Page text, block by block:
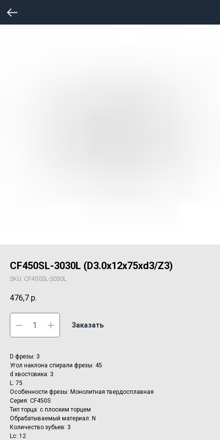
CF450SL-3030L (D3.0x12x75xd3/Z3)
SKU: CF450SL-3030L
476,7 р.
Заказать
D фрезы: 3
Угол наклона спирали фрезы: 45
d хвостовика: 3
L: 75
Особенности фрезы: Монолитная твердосплавная
Серия: CF450S
Тип торца: с плоским торцем
Обрабатываемый материал: N
Количество зубьев: 3
Lc: 12